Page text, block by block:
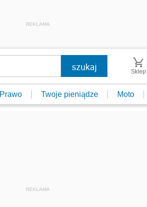
REKLAMA
Sklep
Prawo Twoje pieniądze Moto